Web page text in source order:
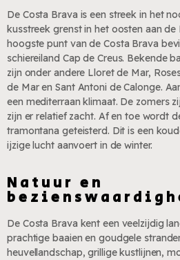
De Costa Brava is een streek in het
kusstreek grenst in het oosten aan de
hoogste punt van de Costa Brava
schiereiland Cap de Creus. Bekende
zijn onder andere Lloret de Mar,
de Mar en Sant Antoni de Calonge.
een mediterraan klimaat. De zomers
zijn er relatief zacht. Af en toe wordt
tramontana geteisterd. Dit is een
ijzige lucht aanvoert in de winter.
Natuur en
De Costa Brava kent een veelzijdig
prachtige baaien en goudgele
heuvellandschap, grillige kustlijnen,